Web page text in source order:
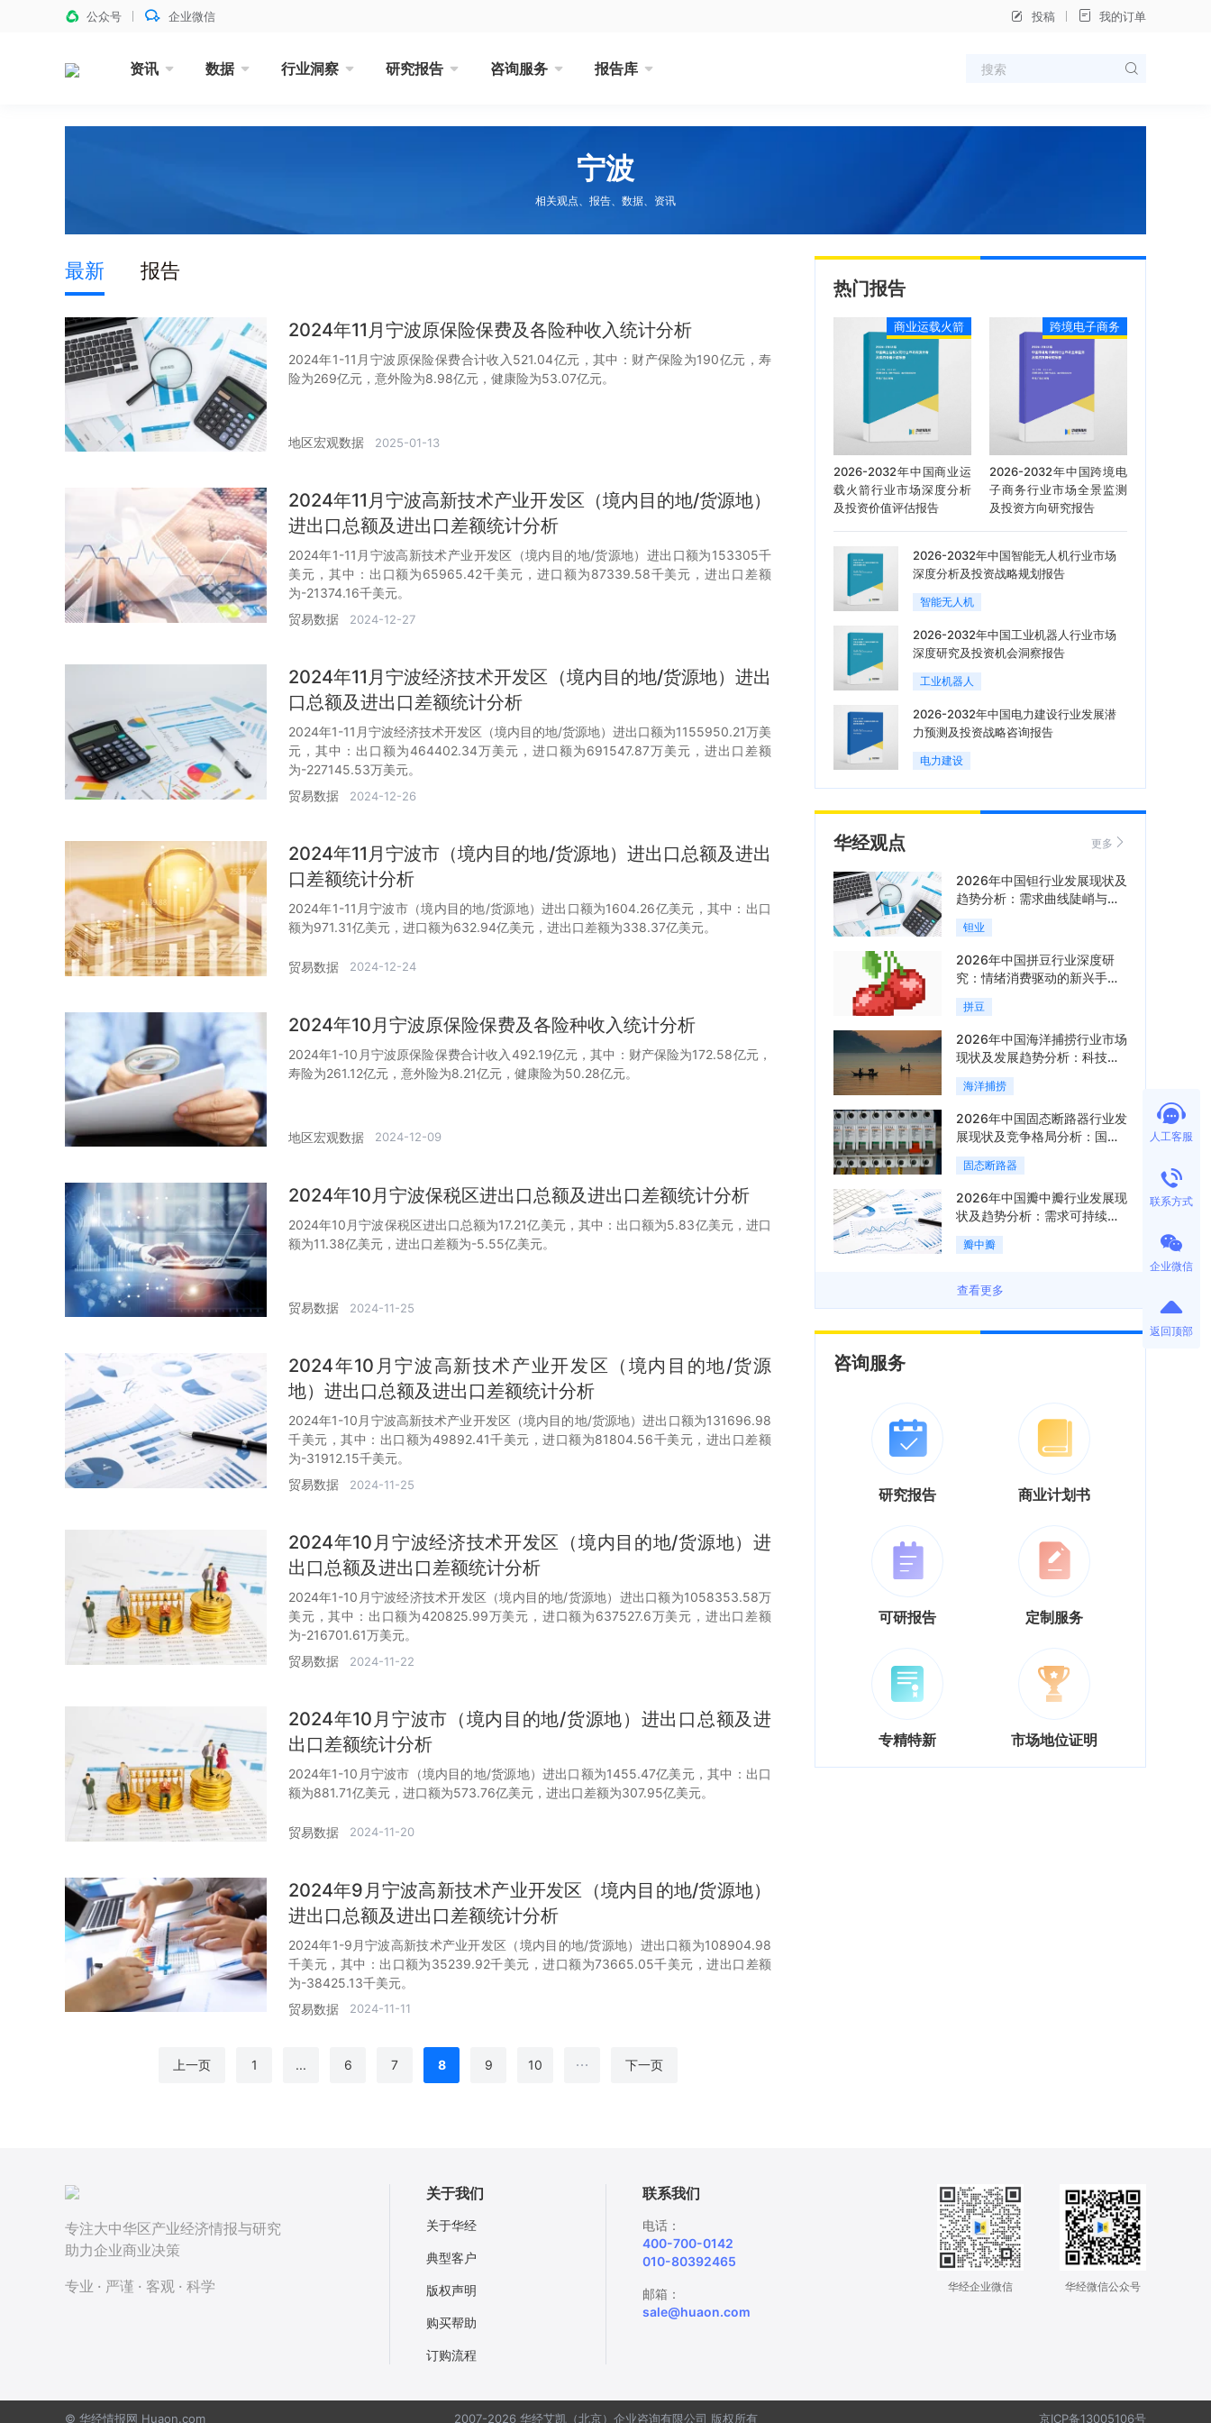
公众号 企业微信 投稿 我的订单
资讯 数据 行业洞察 研究报告 咨询服务 报告库
宁波
相关观点、报告、数据、资讯
最新 报告
2024年11月宁波原保险保费及各险种收入统计分析
2024年1-11月宁波原保险保费合计收入521.04亿元，其中：财产保险为190亿元，寿
险为269亿元，意外险为8.98亿元，健康险为53.07亿元。
地区宏观数据 2025-01-13
2024年11月宁波高新技术产业开发区（境内目的地/货源地）
进出口总额及进出口差额统计分析
2024年1-11月宁波高新技术产业开发区（境内目的地/货源地）进出口额为153305千
美元，其中：出口额为65965.42千美元，进口额为87339.58千美元，进出口差额
为-21374.16千美元。
贸易数据
2024-12-27
2024年11月宁波经济技术开发区（境内目的地/货源地）进出
口总额及进出口差额统计分析
2024年1-11月宁波经济技术开发区（境内目的地/货源地）进出口额为1155950.21万美
元，其中：出口额为464402.34万美元，进口额为691547.87万美元，进出口差额
为-227145.53万美元。
贸易数据
2024-12-26
2024年11月宁波市（境内目的地/货源地）进出口总额及进出
口差额统计分析
2024年1-11月宁波市（境内目的地/货源地）进出口额为1604.26亿美元，其中：出口
额为971.31亿美元，进口额为632.94亿美元，进出口差额为338.37亿美元。
贸易数据 2024-12-24
2024年10月宁波原保险保费及各险种收入统计分析
2024年1-10月宁波原保险保费合计收入492.19亿元，其中：财产保险为172.58亿元，
寿险为261.12亿元，意外险为8.21亿元，健康险为50.28亿元。
地区宏观数据 2024-12-09
2024年10月宁波保税区进出口总额及进出口差额统计分析
2024年10月宁波保税区进出口总额为17.21亿美元，其中：出口额为5.83亿美元，进口
额为11.38亿美元，进出口差额为-5.55亿美元。
贸易数据 2024-11-25
2024年10月宁波高新技术产业开发区（境内目的地/货源
地）进出口总额及进出口差额统计分析
2024年1-10月宁波高新技术产业开发区（境内目的地/货源地）进出口额为131696.98
千美元，其中：出口额为49892.41千美元，进口额为81804.56千美元，进出口差额
为-31912.15千美元。
贸易数据
2024-11-25
2024年10月宁波经济技术开发区（境内目的地/货源地）进
出口总额及进出口差额统计分析
2024年1-10月宁波经济技术开发区（境内目的地/货源地）进出口额为1058353.58万
美元，其中：出口额为420825.99万美元，进口额为637527.6万美元，进出口差额
为-216701.61万美元。
贸易数据
2024-11-22
2024年10月宁波市（境内目的地/货源地）进出口总额及进
出口差额统计分析
2024年1-10月宁波市（境内目的地/货源地）进出口额为1455.47亿美元，其中：出口
额为881.71亿美元，进口额为573.76亿美元，进出口差额为307.95亿美元。
贸易数据 2024-11-20
2024年9月宁波高新技术产业开发区（境内目的地/货源地）
进出口总额及进出口差额统计分析
2024年1-9月宁波高新技术产业开发区（境内目的地/货源地）进出口额为108904.98
千美元，其中：出口额为35239.92千美元，进口额为73665.05千美元，进出口差额
为-38425.13千美元。
贸易数据
2024-11-11
上一页 1 ... 6 7 8 9 10 ... 下一页
热门报告
商业运载火箭
2026-2032年中国商业运
载火箭行业市场深度分析
及投资价值评估报告
跨境电子商务
2026-2032年中国跨境电
子商务行业市场全景监测
及投资方向研究报告
2026-2032年中国智能无人机行业市场
深度分析及投资战略规划报告
智能无人机
2026-2032年中国工业机器人行业市场
深度研究及投资机会洞察报告
工业机器人
2026-2032年中国电力建设行业发展潜
力预测及投资战略咨询报告
电力建设
华经观点 更多
2026年中国钽行业发展现状及
趋势分析：需求曲线陡峭与供
给曲线平缓的博弈加剧「图」
钽业
2026年中国拼豆行业深度研
究：情绪消费驱动的新兴手工
赛道「图」
拼豆
2026年中国海洋捕捞行业市场
现状及发展趋势分析：科技赋
能与智能化转型加速「图」
海洋捕捞
2026年中国固态断路器行业发
展现状及竞争格局分析：国际
巨头领跑技术，国内企业加速
追赶「图」
固态断路器
2026年中国瓣中瓣行业发展现
状及趋势分析：需求可持续释
放，市场发展前景良好「图」
瓣中瓣
查看更多
咨询服务
研究报告 商业计划书
可研报告 定制服务
专精特新 市场地位证明
人工客服
联系方式
企业微信
返回顶部
专注大中华区产业经济情报与研究
助力企业商业决策
专业 · 严谨 · 客观 · 科学
关于我们
关于华经
典型客户
版权声明
购买帮助
订购流程
联系我们
电话：
400-700-0142
010-80392465
邮箱：
sale@huaon.com
华经企业微信 华经微信公众号
© 华经情报网 Huaon.com 2007-2026 华经艾凯（北京）企业咨询有限公司 版权所有 京ICP备13005106号